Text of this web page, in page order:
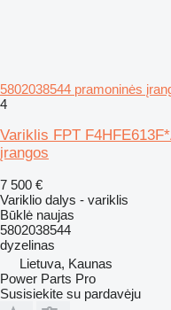
5802038544 pramoninės
4
Variklis FPT
įrangos
7 500 €
Variklio dalys - variklis
Būklė naujas
5802038544
dyzelinas
Lietuva, Kaunas
Power Parts Pro
Susisiekite su pardavėju